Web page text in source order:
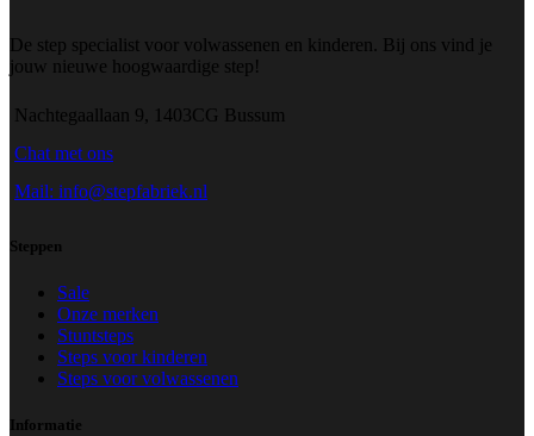
De step specialist voor volwassenen en kinderen. Bij ons vind je
jouw nieuwe hoogwaardige step!
Nachtegaallaan 9, 1403CG Bussum
Chat met ons
Mail: info@stepfabriek.nl
Steppen
Sale
Onze merken
Stuntsteps
Steps voor kinderen
Steps voor volwassenen
Informatie